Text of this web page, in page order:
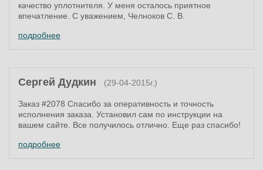
качество уплотнителя. У меня осталось приятное
впечатление. С уважением, Челноков С. В.
подробнее
Сергей Дудкин (29-04-2015г.)
Заказ #2078 Спасибо за оперативность и точность
исполнения заказа. Установил сам по инструкции на
вашем сайте. Все получилось отлично. Еще раз спасибо!
подробнее